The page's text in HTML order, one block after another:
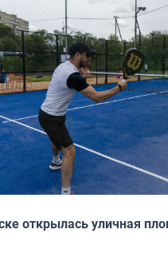
открылась уличная